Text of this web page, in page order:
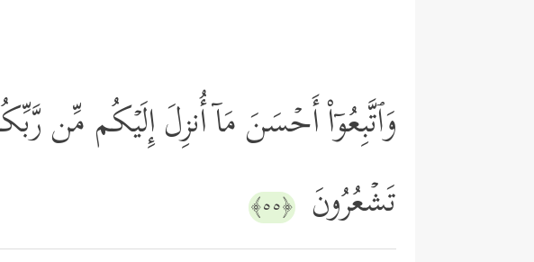
وَٱتَّبِعُوۤاْ أَحۡسَنَ مَاۤ أُنزِلَ إِلَیۡكُم مِّن
تَشۡعُرُونَ ﴿٥٥﴾